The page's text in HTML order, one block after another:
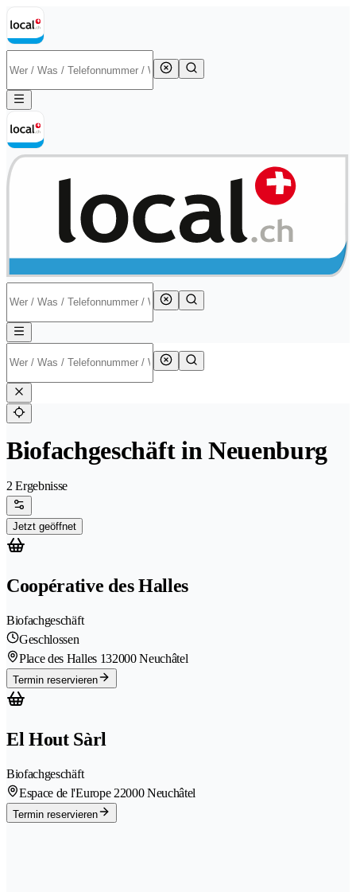
Biofachgeschäft in Neuenburg
2 Ergebnisse
Jetzt geöffnet
Coopérative des Halles
Biofachgeschäft
Geschlossen
Place des Halles 132000 Neuchâtel
Termin reservieren
El Hout Sàrl
Biofachgeschäft
Espace de l'Europe 22000 Neuchâtel
Termin reservieren